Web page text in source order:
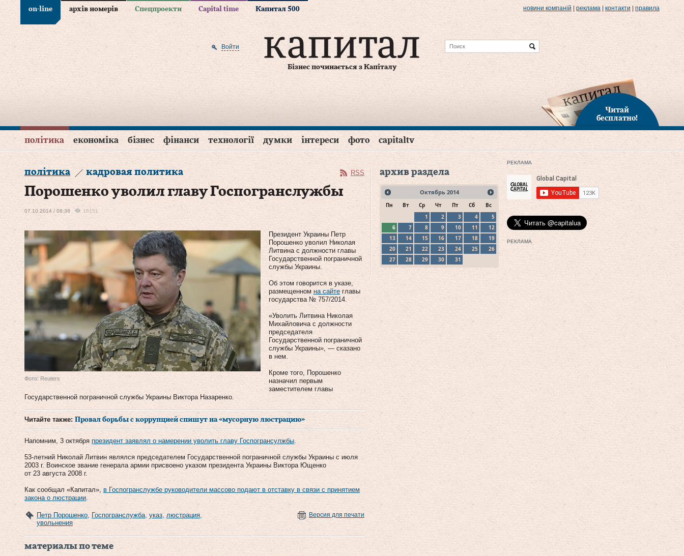
on-line архів номерів Спецпроекти Capital time Капитал 500 новини компаній реклама контакти правила
Бізнес починається з Капіталу
Войти
Читай
бесплатно!
політика економіка бізнес фінанси технології думки інтереси фото capitaltv
політика кадровая политика RSS
Порошенко уволил главу Госпогранслужбы
07.10.2014 / 08:38 16151
Фото: Reuters
Президент Украины Петр
Порошенко уволил Николая
Литвина с должности главы
Государственной пограничной
службы Украины.
Об этом говорится в указе,
размещенном на сайте главы
государства № 757/2014.
«Уволить Литвина Николая
Михайловича с должности
председателя
Государственной пограничной
службы Украины», — сказано
в нем.
Кроме того, Порошенко
назначил первым
заместителем главы
Государственной пограничной службы Украины Виктора Назаренко.
Читайте также: Провал борьбы с коррупцией спишут на «мусорную люстрацию»
Напомним, 3 октября президент заявлял о намерении уволить главу Госпогрансулжбы.
53-летний Николай Литвин являлся председателем Государственной пограничной службы Украины с июля
2003 г. Воинское звание генерала армии присвоено указом президента Украины Виктора Ющенко
от 23 августа 2008 г.
Как сообщал «Капитал», в Госпогранслужбе руководители массово подают в отставку в связи с принятием
закона о люстрации.
Петр Порошенко, Госпогранслужба, указ, люстрация,
увольнения
Версия для печати
материалы по теме
архив раздела
Октябрь 2014
Пн Вт Ср Чт Пт Сб
Вс
1
2 3 4
5
6
7 8 9 10 11
12
13
14 15 16 17 18
19
20
21 22 23 24 25
26
27
28 29 30 31
РЕКЛАМА
РЕКЛАМА